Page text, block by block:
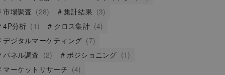
市場調査 (28) 集計結果 (3)
4P分析 (1) クロス集計 (4)
デジタルマーケティング (7)
パネル調査 (2) ポジショニング (1)
マーケットリサーチ (4)